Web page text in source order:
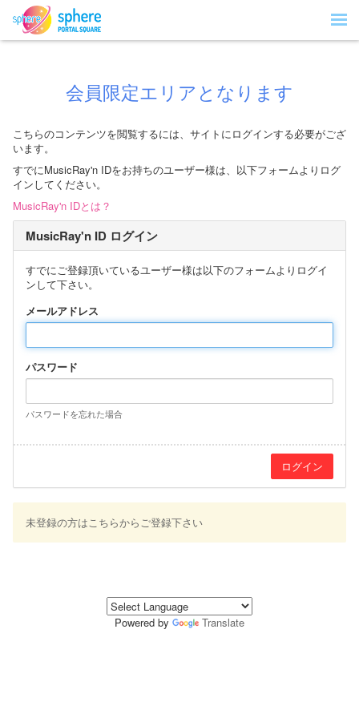
会員限定エリアとなります
こちらのコンテンツを閲覧するには、サイトにログインする必要がござ
います。
すでにMusicRay'n IDをお持ちのユーザー様は、以下フォームよりログ
インしてください。
MusicRay'n IDとは？
MusicRay'n ID ログイン
すでにご登録頂いているユーザー様は以下のフォームよりログイ
ンして下さい。
メールアドレス
パスワード
パスワードを忘れた場合
未登録の方はこちらからご登録下さい
Powered by Translate